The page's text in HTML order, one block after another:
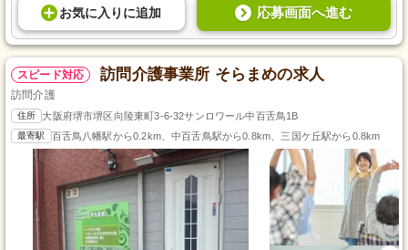
お気に入り に追加 応募画面へ進む
スピード対応 訪問介護事業所 そらまめの求人
訪問介護
住所 大阪府堺市堺区向陵東町3-6-32サンロワール中百舌鳥1B
最寄駅 百舌鳥八幡駅から0.2km、中百舌鳥駅から0.8km、三国ケ丘駅から0.8km